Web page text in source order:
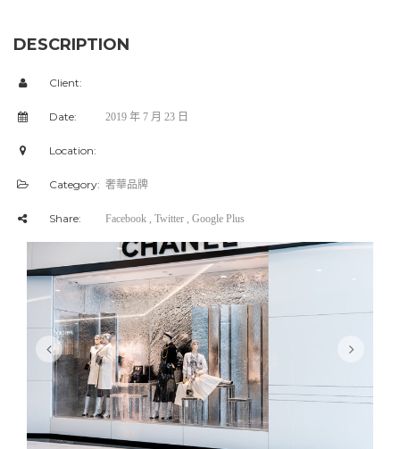
DESCRIPTION
Client:
Date: 2019 年 7 月 23 日
Location:
Category: 奢華品牌
Share: Facebook , Twitter , Google Plus